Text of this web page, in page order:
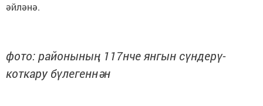
әйләнә.
фото: районының 117нче янгын сүндерү-
коткару бүлегеннән